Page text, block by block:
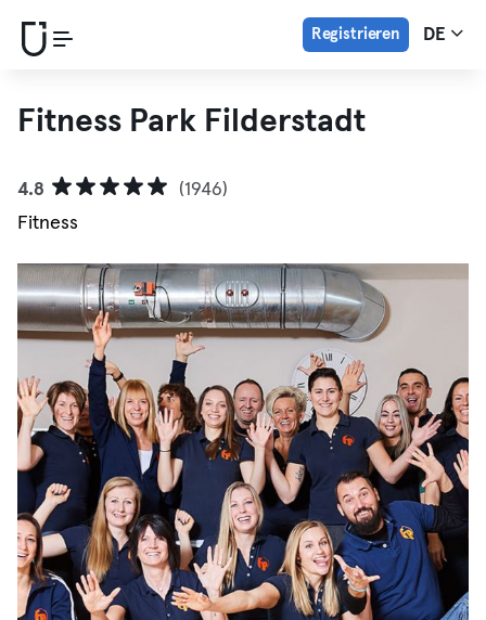
Registrieren DE
Fitness Park Filderstadt
4.8
(1946)
Fitness